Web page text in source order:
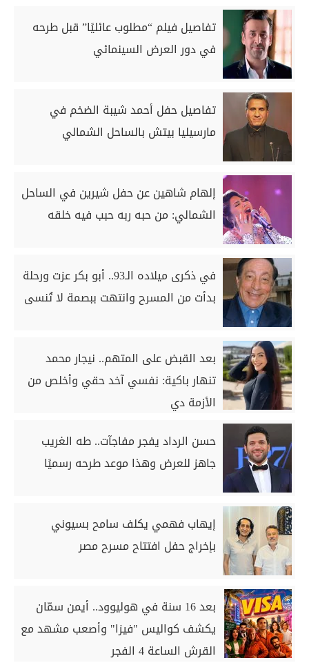
تفاصيل فيلم “مطلوب عائليًا” قبل طرحه
في دور العرض السينمائي
تفاصيل حفل أحمد شيبة الضخم في
مارسيليا بيتش بالساحل الشمالي
إلهام شاهين عن حفل شيرين في الساحل
الشمالي: من حبه ربه حبب فيه خلقه
في ذكرى ميلاده الـ93.. أبو بكر عزت ورحلة
بدأت من المسرح وانتهت ببصمة لا تُنسى
بعد القبض على المتهم.. نيجار محمد
تنهار باكية: نفسي آخد حقي وأخلص من
الأزمة دي
حسن الرداد يفجر مفاجآت.. طه الغريب
جاهز للعرض وهذا موعد طرحه رسميًا
إيهاب فهمي يكلف سامح بسيوني
بإخراج حفل افتتاح مسرح مصر
بعد 16 سنة في هوليوود.. أيمن سمّان
يكشف كواليس "فيزا" وأصعب مشهد مع
القرش الساعة 4 الفجر